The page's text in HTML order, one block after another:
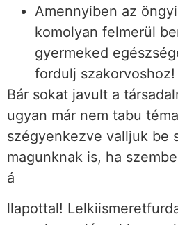
Amennyiben az
komolyan felmerül
gyermeked
fordulj szakorvoshoz!
Bár sokat javult a
ugyan már nem tabu
szégyenkezve valljuk be
magunknak is, ha
á
llapottal!